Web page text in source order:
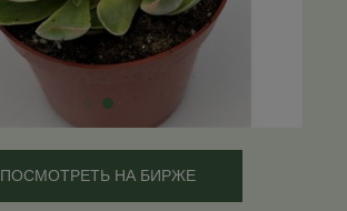
ПОСМОТРЕТЬ НА БИРЖЕ